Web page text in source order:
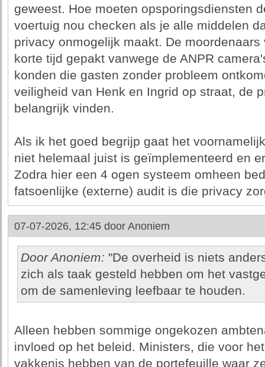
geweest. Hoe moeten opsporingsdiensten
voertuig nou checken als je alle middelen
privacy onmogelijk maakt. De
korte tijd gepakt vanwege de ANPR
konden die gasten zonder probleem
veiligheid van Henk en Ingrid op straat, de
belangrijk vinden.
Als ik het goed begrijp gaat het
niet helemaal juist is geïmplementeerd en
Zodra hier een 4 ogen systeem omheen
fatsoenlijke (externe) audit is die privacy
07-07-2026, 12:45 door Anoniem
Door Anoniem: "De overheid is niets
zich als taak gesteld hebben om het
om de samenleving leefbaar te houden.
Alleen hebben sommige ongekozen
invloed op het beleid. Ministers, die voor
vakkenis hebben van de portefeuille waar